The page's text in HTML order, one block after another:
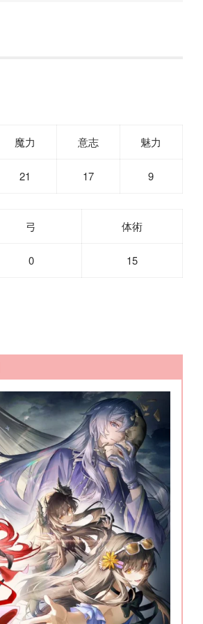
魔力 意志 魅力
21 17 9
弓 体術
0 15